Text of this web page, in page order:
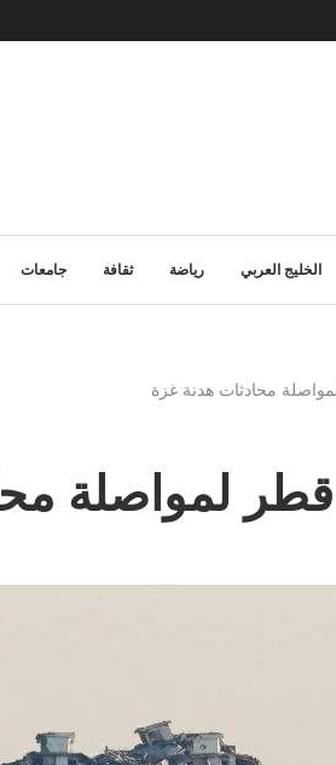
الخليج العربي رياضة ثقافة جامعات
محادثات هدنة غزة
لمواصلة